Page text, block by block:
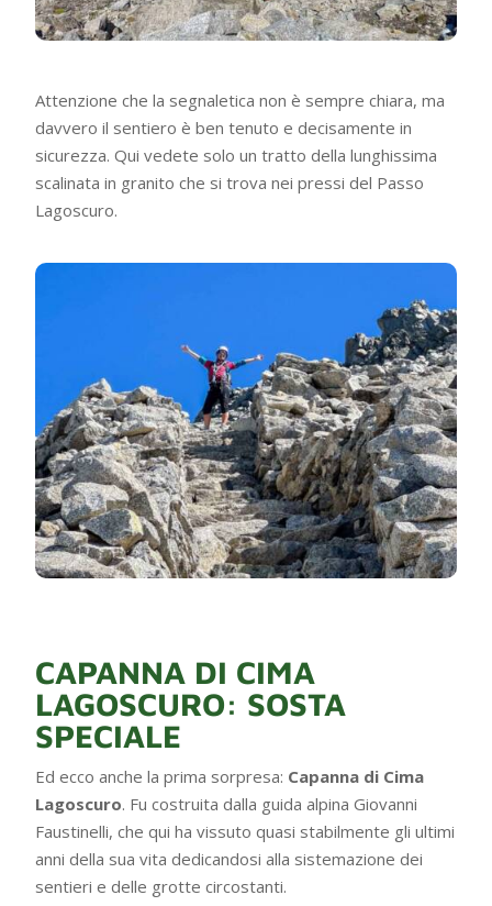
Attenzione che la segnaletica non è sempre chiara, ma
davvero il sentiero è ben tenuto e decisamente in
sicurezza. Qui vedete solo un tratto della lunghissima
scalinata in granito che si trova nei pressi del Passo
Lagoscuro.
CAPANNA DI CIMA
LAGOSCURO: SOSTA
SPECIALE
Ed ecco anche la prima sorpresa: Capanna di Cima
Lagoscuro. Fu costruita dalla guida alpina Giovanni
Faustinelli, che qui ha vissuto quasi stabilmente gli ultimi
anni della sua vita dedicandosi alla sistemazione dei
sentieri e delle grotte circostanti.